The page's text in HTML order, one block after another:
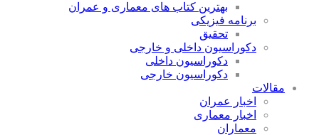
بهترین کتاب های معماری و عمران
برنامه فیزیکی
تحقیق
دکوراسیون داخلی و خارجی
دکوراسیون داخلی
دکوراسیون خارجی
مقالات
اخبار عمران
اخبار معماری
معماران